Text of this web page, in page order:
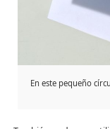
En este pequeño